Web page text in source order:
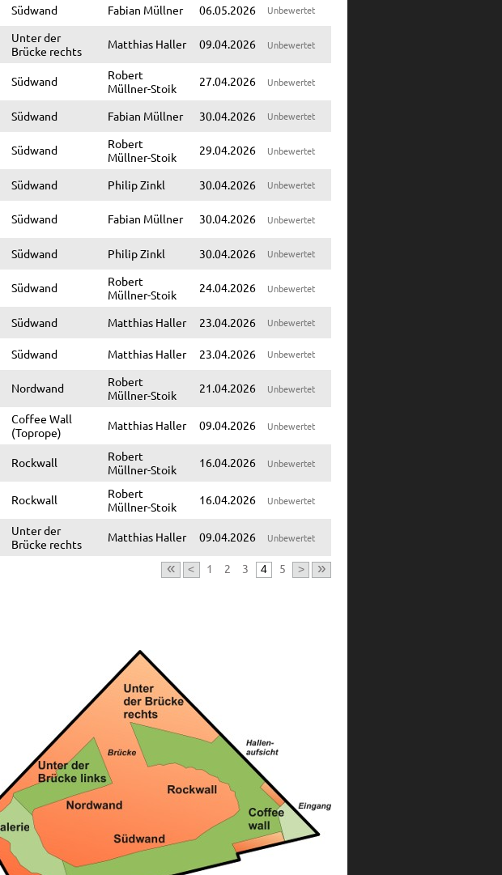
Südwand Fabian Müllner 06.05.2026 Unbewertet
Unter der
Brücke rechts
Matthias Haller 09.04.2026 Unbewertet
Südwand
Robert
Müllner-Stoik
27.04.2026 Unbewertet
Südwand Fabian Müllner 30.04.2026 Unbewertet
Südwand
Robert
Müllner-Stoik
29.04.2026 Unbewertet
Südwand Philip Zinkl 30.04.2026 Unbewertet
Südwand Fabian Müllner 30.04.2026 Unbewertet
Südwand Philip Zinkl 30.04.2026 Unbewertet
Südwand
Robert
Müllner-Stoik
24.04.2026 Unbewertet
Südwand Matthias Haller 23.04.2026 Unbewertet
Südwand Matthias Haller 23.04.2026 Unbewertet
Nordwand
Robert
Müllner-Stoik
21.04.2026 Unbewertet
Coffee Wall
(Toprope)
Matthias Haller 09.04.2026 Unbewertet
Rockwall
Robert
Müllner-Stoik
16.04.2026 Unbewertet
Rockwall
Robert
Müllner-Stoik
16.04.2026 Unbewertet
Unter der
Brücke rechts
Matthias Haller 09.04.2026 Unbewertet
« < 1 2 3 4 5 > »